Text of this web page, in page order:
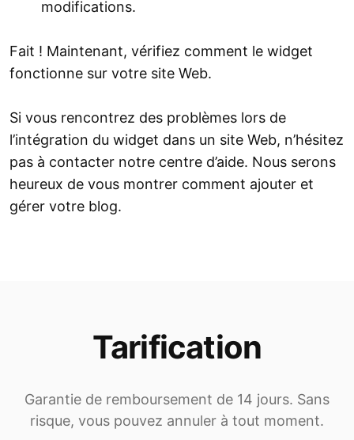
modifications.
Fait ! Maintenant, vérifiez comment le widget
fonctionne sur votre site Web.
Si vous rencontrez des problèmes lors de
l’intégration du widget dans un site Web, n’hésitez
pas à contacter notre centre d’aide. Nous serons
heureux de vous montrer comment ajouter et
gérer votre blog.
Tarification
Garantie de remboursement de 14 jours. Sans
risque, vous pouvez annuler à tout moment.